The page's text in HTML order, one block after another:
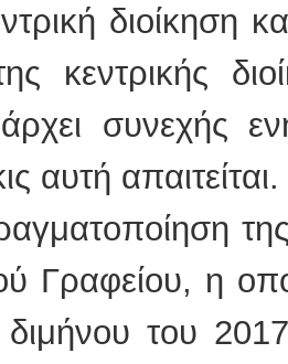
διοίκηση
κεντρικής
συνεχής
αυτή απαιτείται.
Γραφείου, η
του